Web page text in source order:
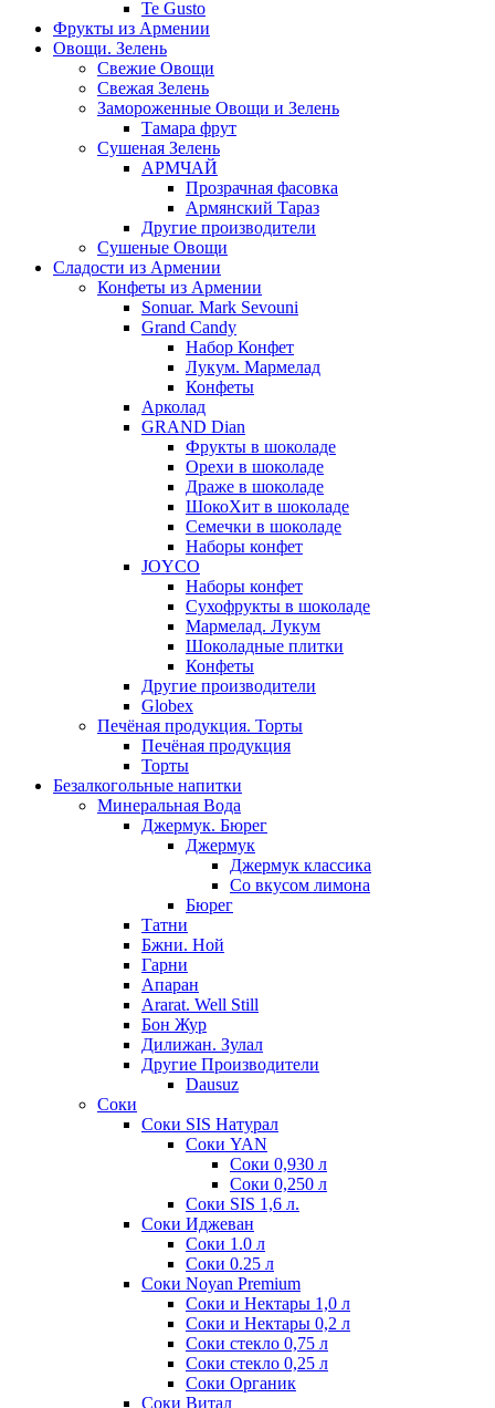
Te Gusto
Фрукты из Армении
Овощи. Зелень
Свежие Овощи
Свежая Зелень
Замороженные Овощи и Зелень
Тамара фрут
Сушеная Зелень
АРМЧАЙ
Прозрачная фасовка
Армянский Тараз
Другие производители
Сушеные Овощи
Сладости из Армении
Конфеты из Армении
Sonuar. Mark Sevouni
Grand Candy
Набор Конфет
Лукум. Мармелад
Конфеты
Арколад
GRAND Dian
Фрукты в шоколаде
Орехи в шоколаде
Драже в шоколаде
ШокоХит в шоколаде
Семечки в шоколаде
Наборы конфет
JOYCO
Наборы конфет
Сухофрукты в шоколаде
Мармелад. Лукум
Шоколадные плитки
Конфеты
Другие производители
Globex
Печёная продукция. Торты
Печёная продукция
Торты
Безалкогольные напитки
Минеральная Вода
Джермук. Бюрег
Джермук
Джермук классика
Со вкусом лимона
Бюрег
Татни
Бжни. Ной
Гарни
Апаран
Ararat. Well Still
Бон Жур
Дилижан. Зулал
Другие Производители
Dausuz
Соки
Соки SIS Натурал
Соки YAN
Соки 0,930 л
Соки 0,250 л
Соки SIS 1,6 л.
Соки Иджеван
Соки 1.0 л
Соки 0.25 л
Соки Noyan Premium
Соки и Нектары 1,0 л
Соки и Нектары 0,2 л
Соки стекло 0,75 л
Соки стекло 0,25 л
Соки Органик
Соки Витал